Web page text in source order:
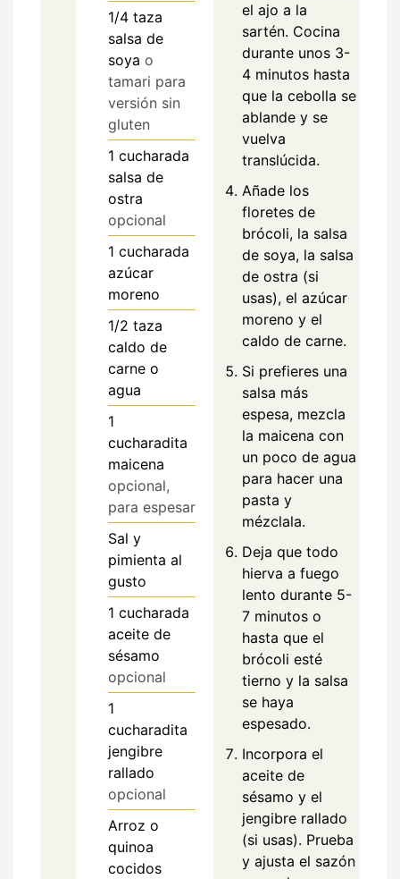
1/4 taza
salsa de
soya o
tamari para
versión sin
gluten
1 cucharada
salsa de
ostra
opcional
1 cucharada
azúcar
moreno
1/2 taza
caldo de
carne o
agua
1
cucharadita
maicena
opcional,
para espesar
Sal y
pimienta al
gusto
1 cucharada
aceite de
sésamo
opcional
1
cucharadita
jengibre
rallado
opcional
Arroz o
quinoa
cocidos
el ajo a la
sartén. Cocina
durante unos 3-
4 minutos hasta
que la cebolla se
ablande y se
vuelva
translúcida.
Añade los
floretes de
brócoli, la salsa
de soya, la salsa
de ostra (si
usas), el azúcar
moreno y el
caldo de carne.
Si prefieres una
salsa más
espesa, mezcla
la maicena con
un poco de agua
para hacer una
pasta y
mézclala.
Deja que todo
hierva a fuego
lento durante 5-
7 minutos o
hasta que el
brócoli esté
tierno y la salsa
se haya
espesado.
Incorpora el
aceite de
sésamo y el
jengibre rallado
(si usas). Prueba
y ajusta el sazón